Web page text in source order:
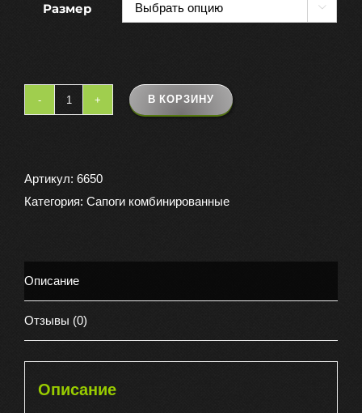
Размер 
Количество
мужские
из
В КОРЗИНУ
Артикул: 6650
Категория: Сапоги комбинированные
Описание
Отзывы (0)
Описание